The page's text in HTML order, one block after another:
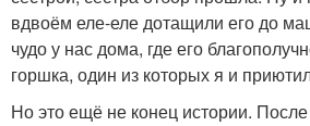
вдвоём еле-еле дотащили его до
чудо у нас дома, где его
горшка, один из которых я и
Но это ещё не конец истории. После